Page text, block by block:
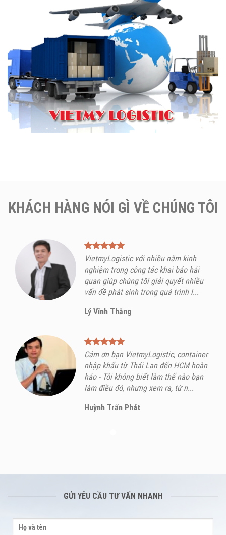
KHÁCH HÀNG NÓI GÌ VỀ CHÚNG TÔI
VietmyLogistic với nhiều năm kinh
nghiệm trong công tác khai báo hải
quan giúp chúng tôi giải quyết nhiều
vấn đề phát sinh trong quá trình l...
Lý Vĩnh Thắng
Cảm ơn bạn VietmyLogistic, container
nhập khẩu từ Thái Lan đến HCM hoàn
hảo - Tôi không biết làm thế nào bạn
làm điều đó, nhưng xem ra, từ n...
Huỳnh Trấn Phát
GỬI YÊU CẦU TƯ VẤN NHANH